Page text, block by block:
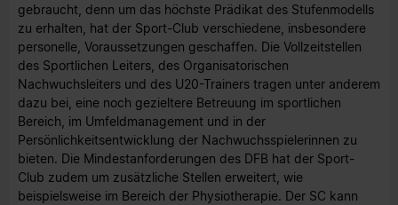
gebraucht, denn um das höchste Prädikat des Stufenmodells
zu erhalten, hat der Sport-Club verschiedene, insbesondere
personelle, Voraussetzungen geschaffen. Die Vollzeitstellen
des Sportlichen Leiters, des Organisatorischen
Nachwuchsleiters und des U20-Trainers tragen unter anderem
dazu bei, eine noch gezieltere Betreuung im sportlichen
Bereich, im Umfeldmanagement und in der
Persönlichkeitsentwicklung der Nachwuchsspielerinnen zu
bieten. Die Mindestanforderungen des DFB hat der Sport-
Club zudem um zusätzliche Stellen erweitert, wie
beispielsweise im Bereich der Physiotherapie. Der SC kann